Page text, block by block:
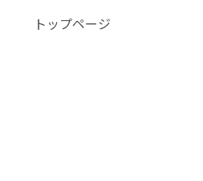
トップページ